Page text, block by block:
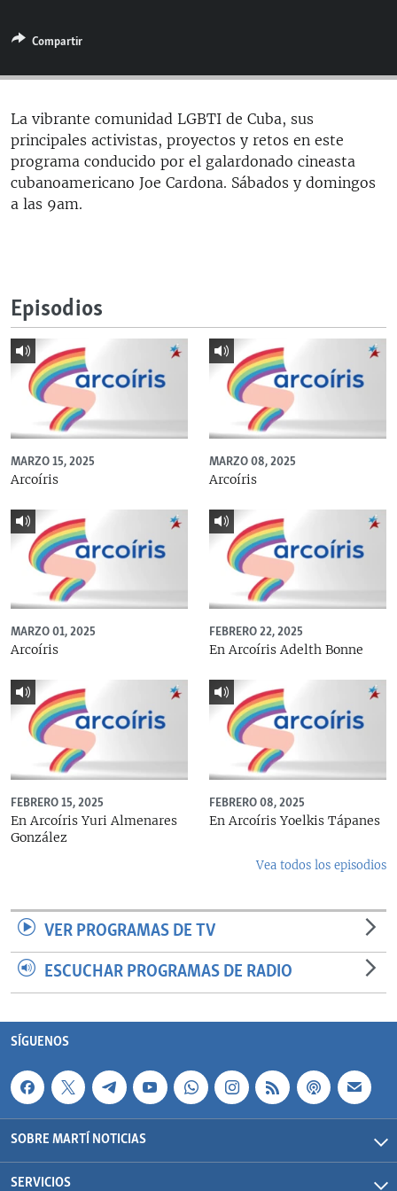
ESPECIALES
ESPECIALES
LA REALIDAD DE LA VIVIENDA EN CUBA
SER VIEJO EN CUBA
KENTU-CUBANO
LOS SANTOS DE HIALEAH
MULTIMEDIA
EDITORIALES
SÍGUENOS
Compartir
La vibrante comunidad LGBTI de Cuba, sus
principales activistas, proyectos y retos en este
programa conducido por el galardonado cineasta
cubanoamericano Joe Cardona. Sábados y domingos
a las 9am.
Episodios
MARZO 15, 2025
Arcoíris
MARZO 08, 2025
Arcoíris
MARZO 01, 2025
Arcoíris
FEBRERO 22, 2025
En Arcoíris Adelth Bonne
FEBRERO 15, 2025
En Arcoíris Yuri Almenares
González
FEBRERO 08, 2025
En Arcoíris Yoelkis Tápanes
Vea todos los episodios
VER PROGRAMAS DE TV
ESCUCHAR PROGRAMAS DE RADIO
SÍGUENOS
SOBRE MARTÍ NOTICIAS
SERVICIOS